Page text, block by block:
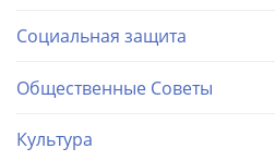
Социальная защита
Общественные Советы
Культура